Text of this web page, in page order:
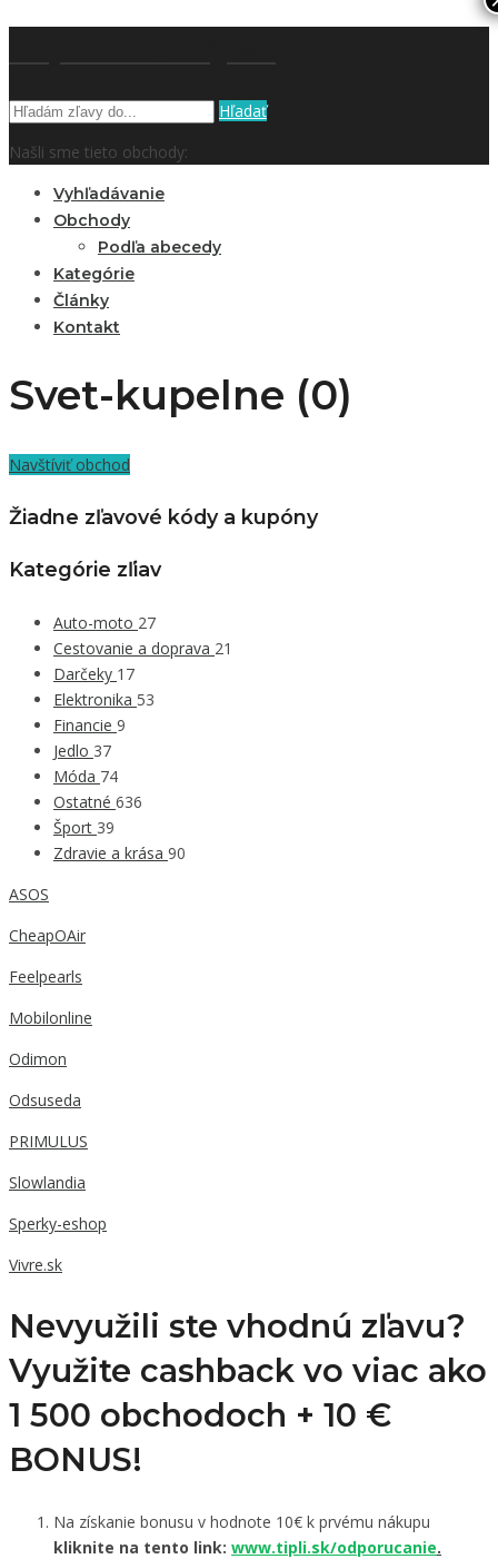
Hľadať
Našli sme tieto obchody:
Vyhľadávanie
Obchody
Podľa abecedy
Kategórie
Články
Kontakt
Svet-kupelne (0)
Navštíviť obchod
Žiadne zľavové kódy a kupóny
Kategórie zľiav
Auto-moto 27
Cestovanie a doprava 21
Darčeky 17
Elektronika 53
Financie 9
Jedlo 37
Móda 74
Ostatné 636
Šport 39
Zdravie a krása 90
ASOS
CheapOAir
Feelpearls
Mobilonline
Odimon
Odsuseda
PRIMULUS
Slowlandia
Sperky-eshop
Vivre.sk
Nevyužili ste vhodnú zľavu?
Využite cashback vo viac ako
1 500 obchodoch + 10 €
BONUS!
Na získanie bonusu v hodnote 10€ k prvému nákupu
kliknite na tento link: www.tipli.sk/odporucanie.